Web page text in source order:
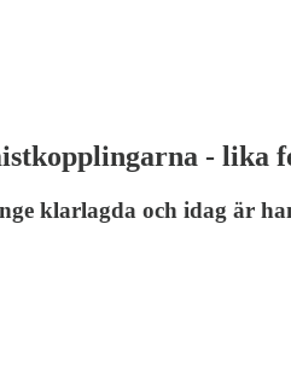
- lika
klarlagda och idag är